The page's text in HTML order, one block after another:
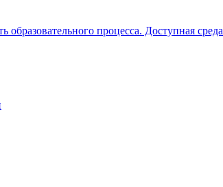
процесса. Доступная среда